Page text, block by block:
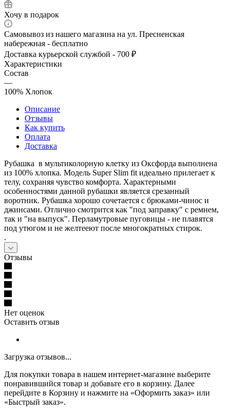
Хочу в подарок
Самовывоз из нашего магазина на ул. Пресненская
набережная - бесплатно
Доставка курьерской службой - 700 ₽
Характеристики
Состав
—
100% Хлопок
Описание
Отзывы
Как купить
Оплата
Доставка
Рубашка в мультиколорную клетку из Оксфорда выполнена
из 100% хлопка. Модель Super Slim fit идеально прилегает к
телу, сохраняя чувство комфорта. Характерными
особенностями данной рубашки является срезанный
воротник. Рубашка хорошо сочетается с брюками-чинос и
джинсами. Отлично смотрится как "под заправку" с ремнем,
так и "на выпуск". Перламутровые пуговицы - не плавятся
под утюгом и не желтееют после многократных стирок.
.
Отзывы
Нет оценок
Оставить отзыв
Загрузка отзывов...
Для покупки товара в нашем интернет-магазине выберите
понравившийся товар и добавьте его в корзину. Далее
перейдите в Корзину и нажмите на «Оформить заказ» или
«Быстрый заказ».